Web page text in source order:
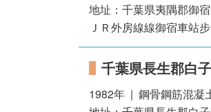
地址：千葉県夷隅郡御
ＪＲ外房線線御宿車站
千葉県長生郡白
1982年 | 鋼骨鋼筋混凝